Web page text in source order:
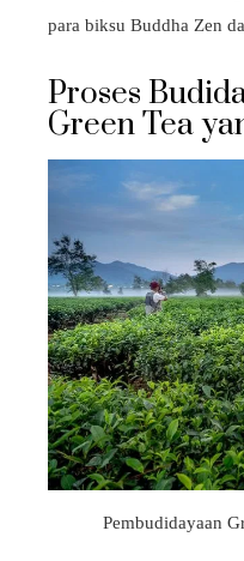
para biksu Buddha Zen
Proses
Green Tea
Pembudidayaan